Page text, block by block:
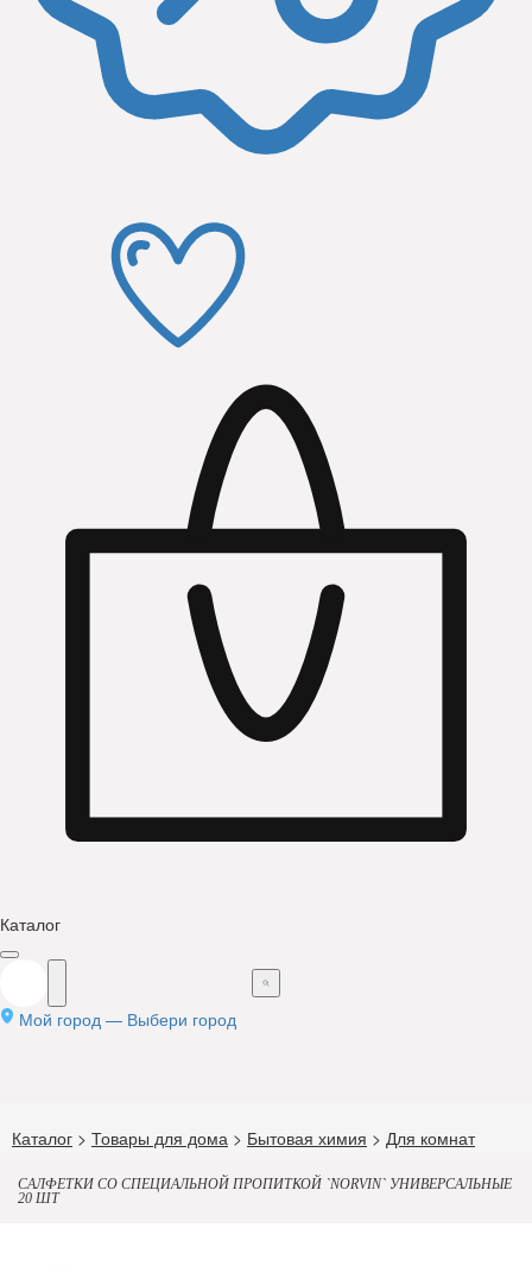
Каталог
Мой город — Выбери город
Каталог > Товары для дома > Бытовая химия > Для комнат
САЛФЕТКИ СО СПЕЦИАЛЬНОЙ ПРОПИТКОЙ `NORVIN` УНИВЕРСАЛЬНЫЕ
20 ШТ